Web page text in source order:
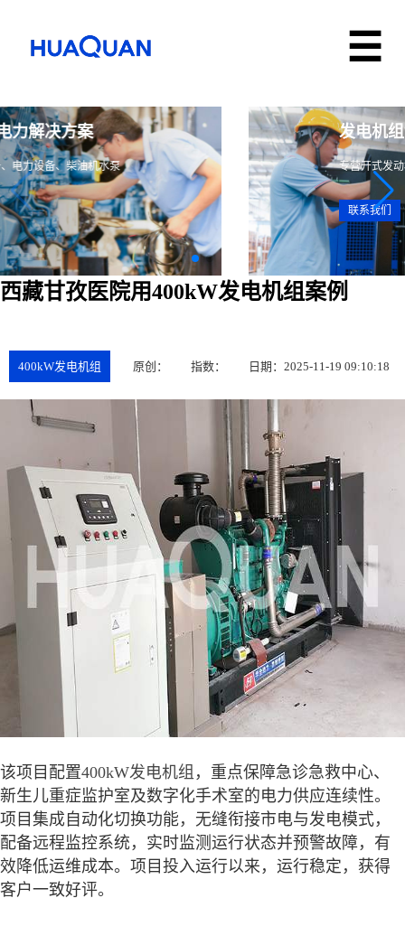
多领域、全系列电力解决方案
专营发电设备、储能设备、电力设备、柴油机水泵
联系我们
西藏甘孜医院用400kW发电机组案例
400kW发电机组 原创： 指数： 日期：2025-11-19 09:10:18
该项目配置400kW发电机组 ，重点保障急诊急救中心、
新生儿重症监护室及数字化手术室的电力供应连续性。
项目集成自动化切换功能，无缝衔接市电与发电模式，
配备远程监控系统，实时监测运行状态并预警故障，有
效降低运维成本。项目投入运行以来，运行稳定，获得
客户一致好评。